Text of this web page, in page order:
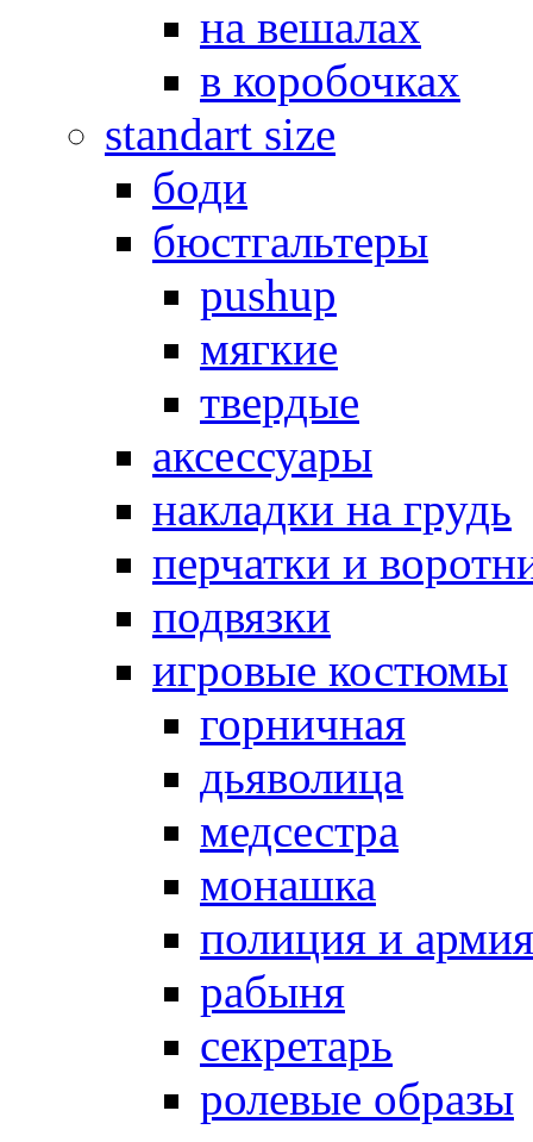
на вешалах
в коробочках
standart size
боди
бюстгальтеры
pushup
мягкие
твердые
аксессуары
накладки на грудь
перчатки и
подвязки
игровые костюмы
горничная
дьяволица
медсестра
монашка
полиция и армия
рабыня
секретарь
ролевые образы